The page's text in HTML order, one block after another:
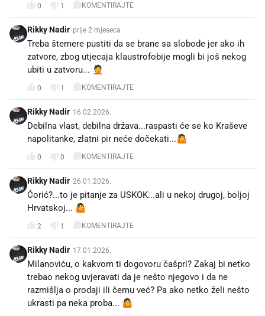
0 1 KOMENTIRAJTE
Rikky Nadir prije 2 mjeseca
Treba štemere pustiti da se brane sa slobode jer ako ih
zatvore, zbog utjecaja klaustrofobije mogli bi još nekog
ubiti u zatvoru... 🤦
0 1 KOMENTIRAJTE
Rikky Nadir 16.02.2026.
Debilna vlast, debilna država...raspasti će se ko Kraševe
napolitanke, zlatni pir neće dočekati...🤷
0 0 KOMENTIRAJTE
Rikky Nadir 26.01.2026.
Ćorić?...to je pitanje za USKOK...ali u nekoj drugoj, boljoj
Hrvatskoj... 🤷
2 1 KOMENTIRAJTE
Rikky Nadir 17.01.2026.
Milanoviću, o kakvom ti dogovoru čašpri? Zakaj bi netko
trebao nekog uvjeravati da je nešto njegovo i da ne
razmišlja o prodaji ili čemu već? Pa ako netko želi nešto
ukrasti pa neka proba... 🤷